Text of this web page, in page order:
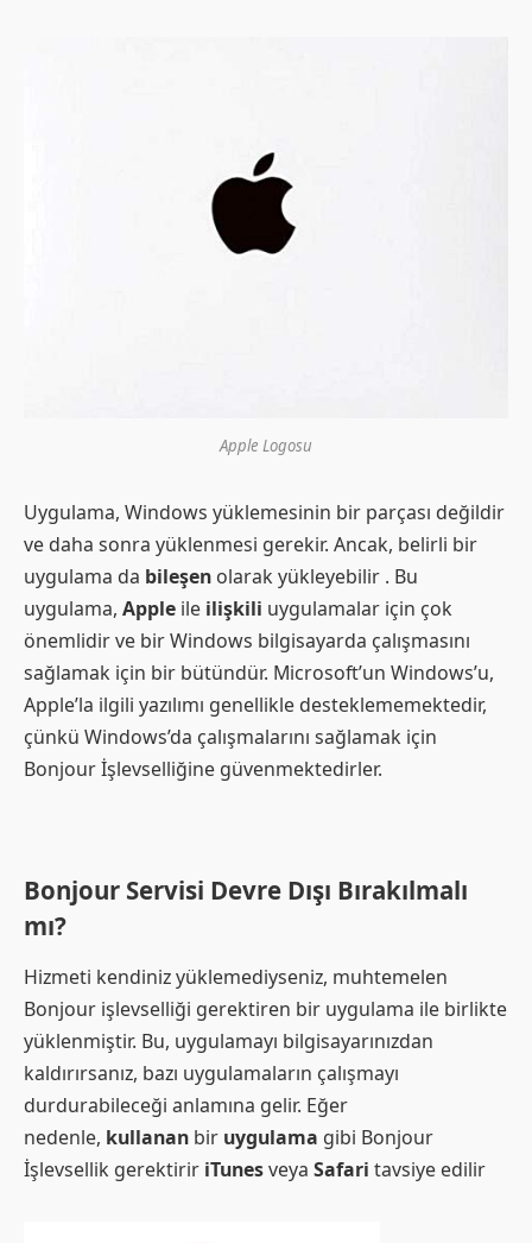
Apple Logosu
Uygulama, Windows yüklemesinin bir parçası değildir
ve daha sonra yüklenmesi gerekir. Ancak, belirli bir
uygulama da bileşen olarak yükleyebilir . Bu
uygulama, Apple ile ilişkili uygulamalar için çok
önemlidir ve bir Windows bilgisayarda çalışmasını
sağlamak için bir bütündür. Microsoft’un Windows’u,
Apple’la ilgili yazılımı genellikle desteklememektedir,
çünkü Windows’da çalışmalarını sağlamak için
Bonjour İşlevselliğine güvenmektedirler.
Bonjour Servisi Devre Dışı Bırakılmalı
mı?
Hizmeti kendiniz yüklemediyseniz, muhtemelen
Bonjour işlevselliği gerektiren bir uygulama ile birlikte
yüklenmiştir. Bu, uygulamayı bilgisayarınızdan
kaldırırsanız, bazı uygulamaların çalışmayı
durdurabileceği anlamına gelir. Eğer
nedenle, kullanan bir uygulama gibi Bonjour
İşlevsellik gerektirir iTunesveya Safari tavsiye edilir